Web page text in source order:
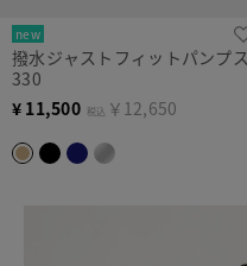
new
撥水ジャストフィットパンプス
330
¥ 11,500 税込 ￥12,650